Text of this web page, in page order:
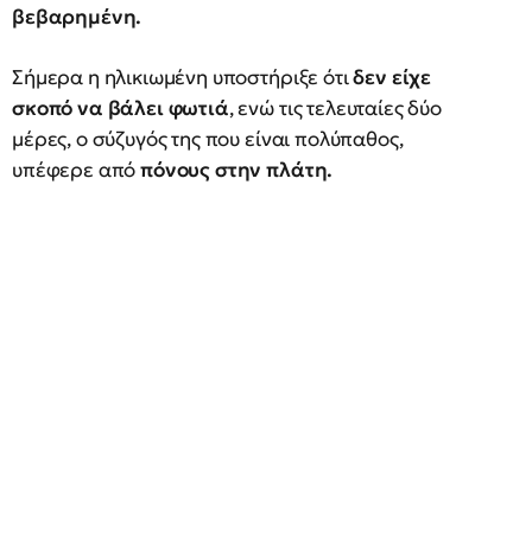
βεβαρημένη.
Σήμερα η ηλικιωμένη υποστήριξε ότιδεν είχε
σκοπό να βάλει φωτιά, ενώ τις τελευταίες δύο
μέρες, ο σύζυγός της που είναι πολύπαθος,
υπέφερε απόπόνους στην πλάτη.